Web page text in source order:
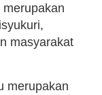
masyarakat
merupakan